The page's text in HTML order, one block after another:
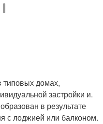
типовых домах,
застройки и.
в результате
с лоджией или балконом.